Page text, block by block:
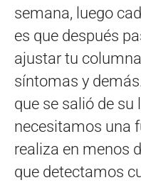
semana, luego
es que después
ajustar tu
síntomas y
que se salió de su
necesitamos una
realiza en menos
que detectamos